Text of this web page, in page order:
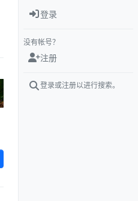
登录
没有帐号？
注册
登录或注册以进行搜索。